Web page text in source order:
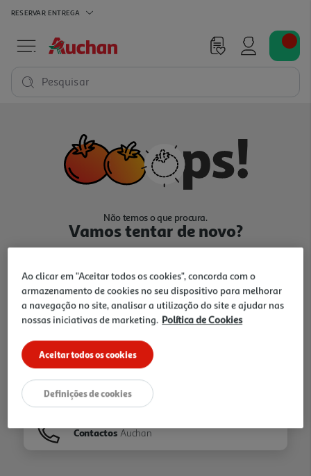
RESERVAR ENTREGA
Pesquisar
Não temos o que procura.
Vamos tentar de novo?
Ir para Homepage
Folhetos
Contactos Auchan
Ao clicar em "Aceitar todos os cookies", concorda com o
armazenamento de cookies no seu dispositivo para melhorar
a navegação no site, analisar a utilização do site e ajudar nas
nossas iniciativas de marketing. Política de Cookies
Aceitar todos os cookies
Definições de cookies